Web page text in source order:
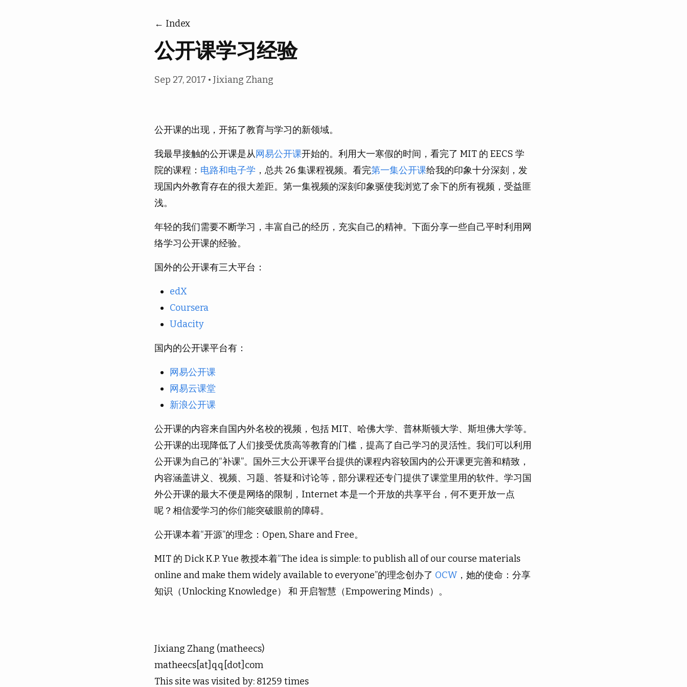
← Index
公开课学习经验
Sep 27, 2017 • Jixiang Zhang
公开课的出现，开拓了教育与学习的新领域。
我最早接触的公开课是从网易公开课开始的。利用大一寒假的时间，看完了 MIT 的 EECS 学
院的课程： 电路和电子学 ，总共 26 集课程视频。看完第一集公开课给我的印象十分深刻，发
现国内外教育存在的很大差距。第一集视频的深刻印象驱使我浏览了余下的所有视频，受益匪
浅。
年轻的我们需要不断学习，丰富自己的经历，充实自己的精神。下面分享一些自己平时利用网
络学习公开课的经验。
国外的公开课有三大平台：
edX
Coursera
Udacity
国内的公开课平台有：
网易公开课
网易云课堂
新浪公开课
公开课的内容来自国内外名校的视频，包括 MIT、哈佛大学、普林斯顿大学、斯坦佛大学等。
公开课的出现降低了人们接受优质高等教育的门槛，提高了自己学习的灵活性。我们可以利用
公开课为自己的“补课”。国外三大公开课平台提供的课程内容较国内的公开课更完善和精致，
内容涵盖讲义、视频、习题、答疑和讨论等，部分课程还专门提供了课堂里用的软件。学习国
外公开课的最大不便是网络的限制，Internet 本是一个开放的共享平台，何不更开放一点
呢？相信爱学习的你们能突破眼前的障碍。
公开课本着“开源”的理念：Open, Share and Free。
MIT 的 Dick K.P. Yue 教授本着“The idea is simple: to publish all of our course materials
online and make them widely available to everyone”的理念创办了 OCW，她的使命：分享
知识（Unlocking Knowledge） 和 开启智慧（Empowering Minds）。
Jixiang Zhang (matheecs)
matheecs[at]qq[dot]com
This site was visited by: 81259 times